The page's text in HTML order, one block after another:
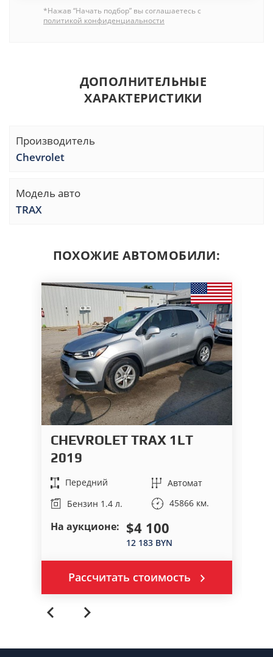
*Нажав “Начать подбор” вы соглашаетесь с
политикой конфиденциальности
ДОПОЛНИТЕЛЬНЫЕ
ХАРАКТЕРИСТИКИ
Производитель
Chevrolet
Модель авто
TRAX
ПОХОЖИЕ АВТОМОБИЛИ:
CHEVROLET TRAX 1LT
2019
Передний
Автомат
Бензин 1.4 л.
45866 км.
На аукционе: $4 100
12 183 BYN
Рассчитать стоимость